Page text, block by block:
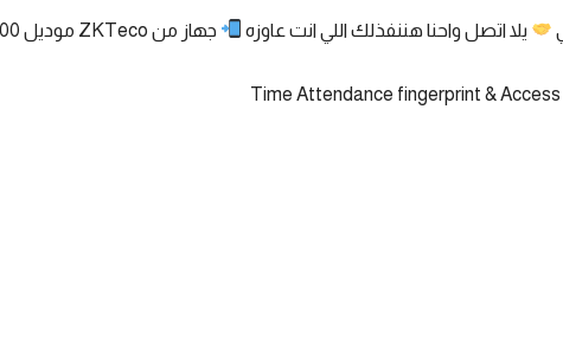
يلا اتصل واحنا هننفذلك اللي انت عاوزه جهاز من ZKTeco موديل MB2000